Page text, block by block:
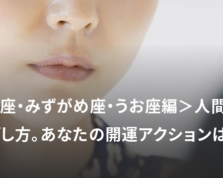
・みずがめ座・うお座編＞
方。あなたの開運アクション